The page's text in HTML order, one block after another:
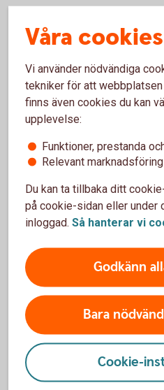
Fick du beskedet i
Betala senast: I juli.
Fick du beskedet i
Betala senast: I
Fick du beskedet i
Våra
Vi använder nödvändiga
tekniker för att
finns även cookies du kan
upplevelse:
Funktioner, prestanda
Relevant marknadsföring
Du kan ta tillbaka ditt
på cookie-sidan eller under
inloggad. Så hanterar vi
Godkänn
Bara
Cookie-